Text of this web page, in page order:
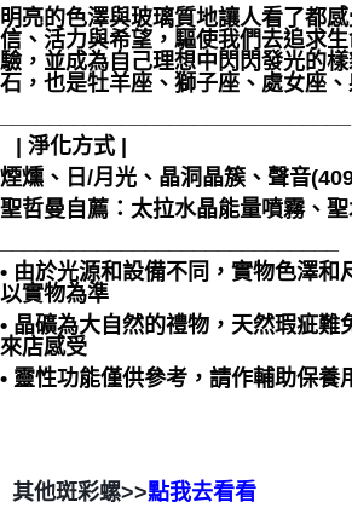
明亮的色澤與玻璃質地讓人看了都
信、活力與希望，驅使我們去追求
驗，並成為自己理想中閃閃發光的
石，也是牡羊座、獅子座、處女座
⠀| 淨化方式 |
煙燻、日/月光、晶洞晶簇、聲音
聖哲曼自薦：太拉水晶能量噴霧、
• 由於光源和設備不同，實物色澤和
以實物為準
• 晶礦為大自然的禮物，天然瑕疵難
來店感受
• 靈性功能僅供參考，請作輔助保養
其他斑彩螺>>點我去看看